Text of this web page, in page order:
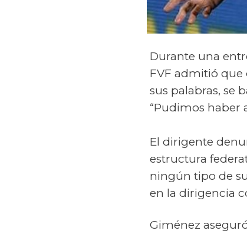
Durante una
FVF admitió que
sus palabras, se
“Pudimos haber
El dirigente
estructura
ningún tipo de
en la dirigencia
Giménez